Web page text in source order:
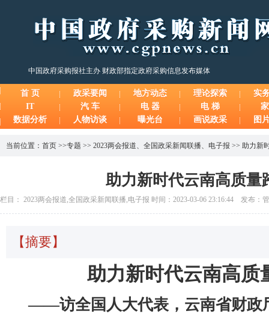
中国政府采购报社主办 财政部指定政府采购信息发布媒体
首 页 政采要闻 地方动态 理论探索
实
IT
汽 车 电 器 电 梯
数据分析
人物访谈 曝光台 画说政采 图
当前位置： 首页 >>专题 >> 2023两会报道、 全国政采新闻联播、 电子报 >> 助力新
助力新时代云南高质量
栏目： 2023两会报道,全国政采新闻联播,电子报 时间：2023-03-06 23:16:44 发布：
【摘要】
助力新时代云南高质
——访全国人大代表，云南省财政